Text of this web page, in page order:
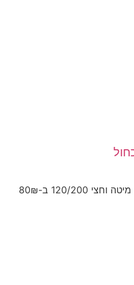
סדין יחיד 90/200 ב-65₪ סדין מיטה וחצי 120/200 ב-80₪